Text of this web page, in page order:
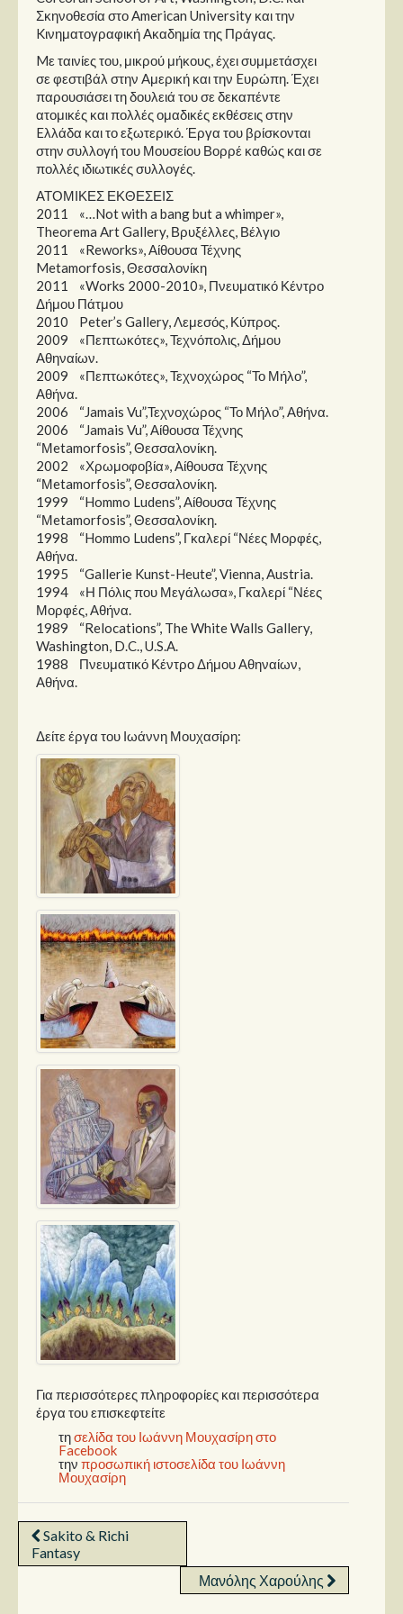
Στήλες
Polls
Small Talk
Blog
Σκηνοθεσία στο American University και την
Kινηματογραφική Aκαδημία της Πράγας.
Mε ταινίες του, μικρού μήκους, έχει συμμετάσχει
σε φεστιβάλ στην Aμερική και την Eυρώπη. Έχει
παρουσιάσει τη δουλειά του σε δεκαπέντε
ατομικές και πολλές ομαδικές εκθέσεις στην
Eλλάδα και το εξωτερικό. Έργα του βρίσκονται
στην συλλογή του Μουσείου Βορρέ καθώς και σε
πολλές ιδιωτικές συλλογές.
ΑΤΟΜΙΚΕΣ ΕΚΘΕΣΕΙΣ
2011 «…Not with a bang but a whimper»,
Theorema Art Gallery, Βρυξέλλες, Βέλγιο
2011 «Reworks», Αίθουσα Τέχνης
Metamorfosis, Θεσσαλονίκη
2011 «Works 2000-2010», Πνευματικό Κέντρο
Δήμου Πάτμου
2010 Peter’s Gallery, Λεμεσός, Κύπρος.
2009 «Πεπτωκότες», Τεχνόπολις, Δήμου
Αθηναίων.
2009 «Πεπτωκότες», Τεχνοχώρος “Το Μήλο”,
Αθήνα.
2006 “Jamais Vu”,Τεχνοχώρος “Το Μήλο”, Αθήνα.
2006 “Jamais Vu”, Αίθουσα Τέχνης
“Μetamorfosis”, Θεσσαλονίκη.
2002 «Χρωμοφοβία», Αίθουσα Τέχνης
“Μetamorfosis”, Θεσσαλονίκη.
1999 “Hommo Ludens”, Αίθουσα Τέχνης
“Μetamorfosis”, Θεσσαλονίκη.
1998 “Hommo Ludens”, Γκαλερί “Νέες Μορφές,
Αθήνα.
1995 “Gallerie Kunst-Heute”, Vienna, Austria.
1994 «Η Πόλις που Μεγάλωσα», Γκαλερί “Νέες
Μορφές, Αθήνα.
1989 “Relocations”, The White Walls Gallery,
Washington, D.C., U.S.A.
1988 Πνευματικό Κέντρο Δήμου Αθηναίων,
Αθήνα.
Δείτε έργα του Ιωάννη Μουχασίρη:
Για περισσότερες πληροφορίες και περισσότερα
έργα του επισκεφτείτε
τησελίδα του Ιωάννη Μουχασίρη στο
Facebook
την προσωπική ιστοσελίδα του Ιωάννη
Μουχασίρη
Sakito & Richi
Fantasy
Μανόλης Χαρούλης